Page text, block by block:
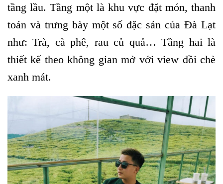
tầng lầu. Tầng một là khu vực đặt món, thanh
toán và trưng bày một số đặc sản của Đà Lạt
như: Trà, cà phê, rau củ quả… Tầng hai là
thiết kế theo không gian mở với view đồi chè
xanh mát.